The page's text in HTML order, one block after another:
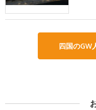
四国のGW